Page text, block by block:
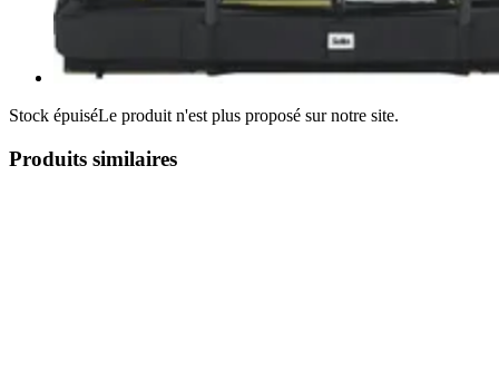
Stock épuiséLe produit n'est plus proposé sur notre site.
Produits similaires